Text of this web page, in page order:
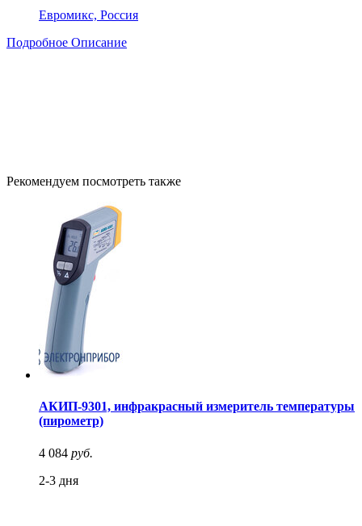
Евромикс, Россия
Подробное Описание
Рекомендуем посмотреть также
АКИП-9301, инфракрасный измеритель температуры
(пирометр)
4 084 руб.
2-3 дня